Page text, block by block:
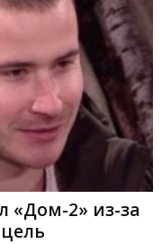
«Дом-2» из-за